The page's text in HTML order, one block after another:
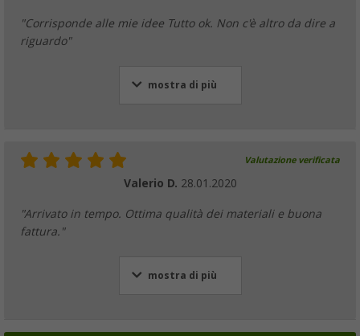
"Corrisponde alle mie idee Tutto ok. Non c'è altro da dire a
riguardo"
mostra di più
Valutazione verificata
Valerio D. 28.01.2020
"Arrivato in tempo. Ottima qualità dei materiali e buona
fattura."
mostra di più